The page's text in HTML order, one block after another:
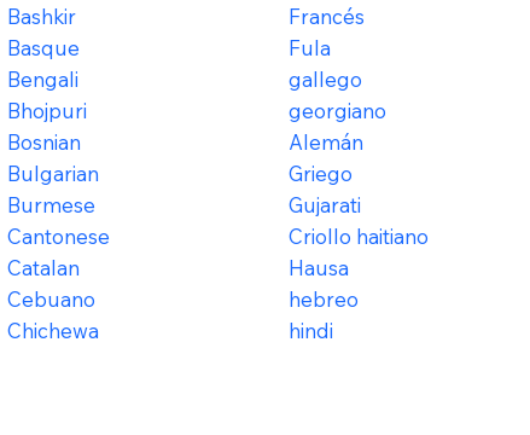
Bashkir
Basque
Bengali
Bhojpuri
Bosnian
Bulgarian
Burmese
Cantonese
Catalan
Cebuano
Chichewa
Francés
Fula
gallego
georgiano
Alemán
Griego
Gujarati
Criollo haitiano
Hausa
hebreo
hindi